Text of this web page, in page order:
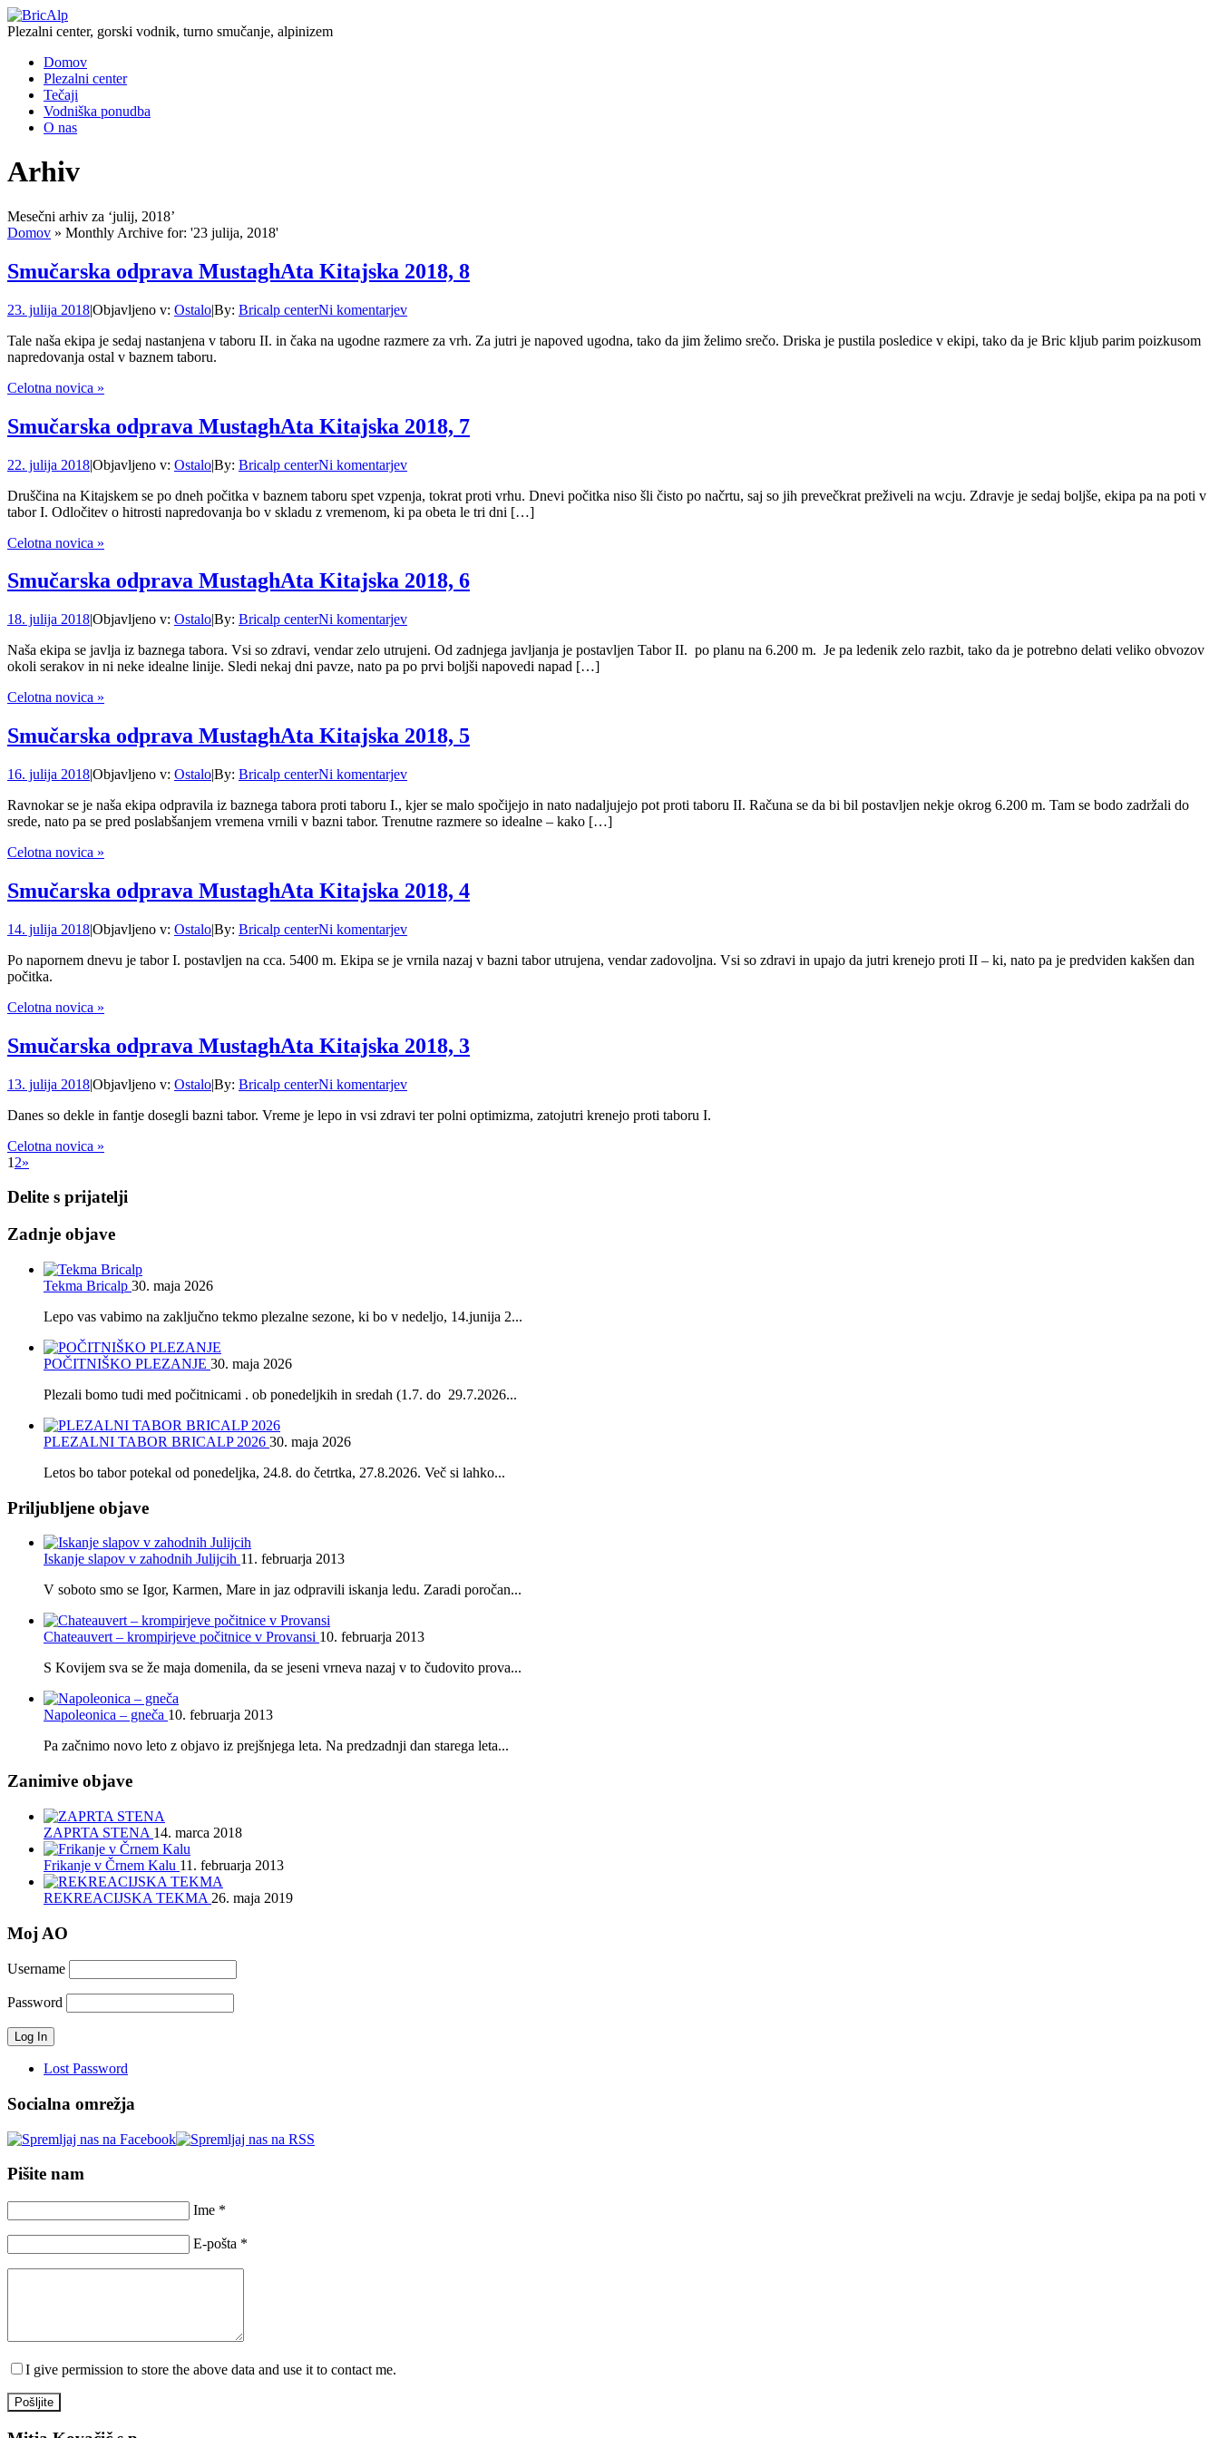
Plezalni center, gorski vodnik, turno smučanje, alpinizem
Domov
Plezalni center
Tečaji
Vodniška ponudba
O nas
Arhiv
Mesečni arhiv za ‘julij, 2018’
Domov » Monthly Archive for: '23 julija, 2018'
Smučarska odprava MustaghAta Kitajska 2018, 8
23. julija 2018|Objavljeno v: Ostalo|By: Bricalp centerNi komentarjev
Tale naša ekipa je sedaj nastanjena v taboru II. in čaka na ugodne razmere za vrh. Za jutri je napoved ugodna, tako da jim želimo srečo. Driska je pustila posledice v ekipi, tako da je Bric kljub parim poizkusom
napredovanja ostal v baznem taboru.
Celotna novica »
Smučarska odprava MustaghAta Kitajska 2018, 7
22. julija 2018|Objavljeno v: Ostalo|By: Bricalp centerNi komentarjev
Druščina na Kitajskem se po dneh počitka v baznem taboru spet vzpenja, tokrat proti vrhu. Dnevi počitka niso šli čisto po načrtu, saj so jih prevečkrat preživeli na wcju. Zdravje je sedaj boljše, ekipa pa na poti v
tabor I. Odločitev o hitrosti napredovanja bo v skladu z vremenom, ki pa obeta le tri dni […]
Celotna novica »
Smučarska odprava MustaghAta Kitajska 2018, 6
18. julija 2018|Objavljeno v: Ostalo|By: Bricalp centerNi komentarjev
Naša ekipa se javlja iz baznega tabora. Vsi so zdravi, vendar zelo utrujeni. Od zadnjega javljanja je postavljen Tabor II. po planu na 6.200 m. Je pa ledenik zelo razbit, tako da je potrebno delati veliko obvozov
okoli serakov in ni neke idealne linije. Sledi nekaj dni pavze, nato pa po prvi boljši napovedi napad […]
Celotna novica »
Smučarska odprava MustaghAta Kitajska 2018, 5
16. julija 2018|Objavljeno v: Ostalo|By: Bricalp centerNi komentarjev
Ravnokar se je naša ekipa odpravila iz baznega tabora proti taboru I., kjer se malo spočijejo in nato nadaljujejo pot proti taboru II. Računa se da bi bil postavljen nekje okrog 6.200 m. Tam se bodo zadržali do
srede, nato pa se pred poslabšanjem vremena vrnili v bazni tabor. Trenutne razmere so idealne – kako […]
Celotna novica »
Smučarska odprava MustaghAta Kitajska 2018, 4
14. julija 2018|Objavljeno v: Ostalo|By: Bricalp centerNi komentarjev
Po napornem dnevu je tabor I. postavljen na cca. 5400 m. Ekipa se je vrnila nazaj v bazni tabor utrujena, vendar zadovoljna. Vsi so zdravi in upajo da jutri krenejo proti II – ki, nato pa je predviden kakšen dan
počitka.
Celotna novica »
Smučarska odprava MustaghAta Kitajska 2018, 3
13. julija 2018|Objavljeno v: Ostalo|By: Bricalp centerNi komentarjev
Danes so dekle in fantje dosegli bazni tabor. Vreme je lepo in vsi zdravi ter polni optimizma, zatojutri krenejo proti taboru I.
Celotna novica »
1 2»
Delite s prijatelji
Zadnje objave
Tekma Bricalp 30. maja 2026
Lepo vas vabimo na zaključno tekmo plezalne sezone, ki bo v nedeljo, 14.junija 2...
POČITNIŠKO PLEZANJE 30. maja 2026
Plezali bomo tudi med počitnicami . ob ponedeljkih in sredah (1.7. do 29.7.2026...
PLEZALNI TABOR BRICALP 2026 30. maja 2026
Letos bo tabor potekal od ponedeljka, 24.8. do četrtka, 27.8.2026. Več si lahko...
Priljubljene objave
Iskanje slapov v zahodnih Julijcih 11. februarja 2013
V soboto smo se Igor, Karmen, Mare in jaz odpravili iskanja ledu. Zaradi poročan...
Chateauvert – krompirjeve počitnice v Provansi 10. februarja 2013
S Kovijem sva se že maja domenila, da se jeseni vrneva nazaj v to čudovito prova...
Napoleonica – gneča 10. februarja 2013
Pa začnimo novo leto z objavo iz prejšnjega leta. Na predzadnji dan starega leta...
Zanimive objave
ZAPRTA STENA 14. marca 2018
Frikanje v Črnem Kalu 11. februarja 2013
REKREACIJSKA TEKMA 26. maja 2019
Moj AO
Username
Password
Lost Password
Socialna omrežja
Pišite nam
Ime *
E-pošta *
I give permission to store the above data and use it to contact me.
Pošljite